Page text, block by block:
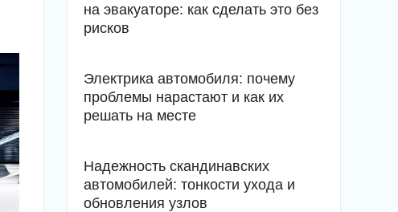
на эвакуаторе: как сделать это без
рисков
Электрика автомобиля: почему
проблемы нарастают и как их
решать на месте
Надежность скандинавских
автомобилей: тонкости ухода и
обновления узлов